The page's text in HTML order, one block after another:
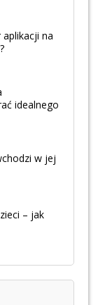
na
idealnego
w jej
– jak